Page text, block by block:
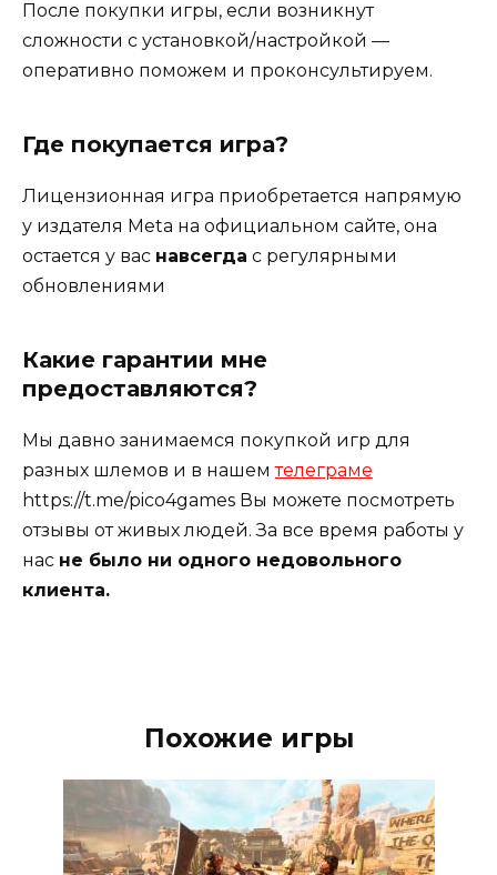
После покупки игры, если возникнут
сложности с установкой/настройкой —
оперативно поможем и проконсультируем.
Где покупается игра?
Лицензионная игра приобретается напрямую
у издателя Meta на официальном сайте, она
остается у вас навсегда с регулярными
обновлениями
Какие гарантии мне
предоставляются?
Мы давно занимаемся покупкой игр для
разных шлемов и в нашемтелеграме
https://t.me/pico4games Вы можете посмотреть
отзывы от живых людей. За все время работы у
нас не было ни одного недовольного
клиента.
Похожие игры